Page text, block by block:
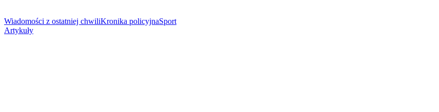
Wiadomości z ostatniej chwiliKronika policyjnaSport
Artykuły